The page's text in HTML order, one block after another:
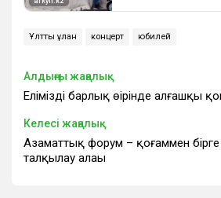
Ұлттық ұлан концерт юбилей
Алдыңғы жаңалық
Еліміздің барлық өңірінде алғашқы
Келесі жаңалық
Азаматтық форум – қоғаммен бірге
талқылау алаңы